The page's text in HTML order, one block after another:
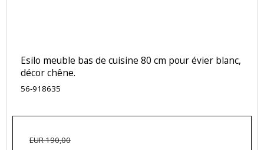
Esilo meuble bas de cuisine 80 cm pour évier blanc,
décor chêne.
56-918635
EUR 190,00